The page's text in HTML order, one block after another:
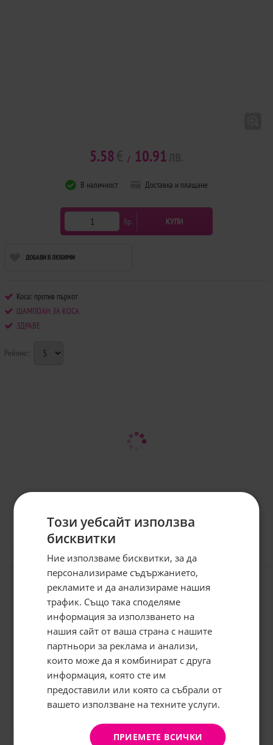
5.58 / 10.91
В наличност Доставка и плащане
бр. КУПИ
ДОБАВИ В ЛЮБИМИ
Коса: против пърхот
ШАМПОАН ЗА КОСА
ЗДРАВЕ
Рейтинг:
Отзиви към продукт
Този уебсайт използва
бисквитки
Ние използваме бисквитки, за да
персонализираме съдържанието,
рекламите и да анализираме нашия
трафик. Също така споделяме
информация за използването на
нашия сайт от ваша страна с нашите
партньори за реклама и анализи,
които може да я комбинират с друга
информация, която сте им
предоставили или която са събрали от
вашето използване на техните услуги.
ПРИЕМЕТЕ ВСИЧКИ
Абонирайте се за бюлетина и
грабнете-5%отстъпка!
АБОНИРАНЕ
Не, благодаря